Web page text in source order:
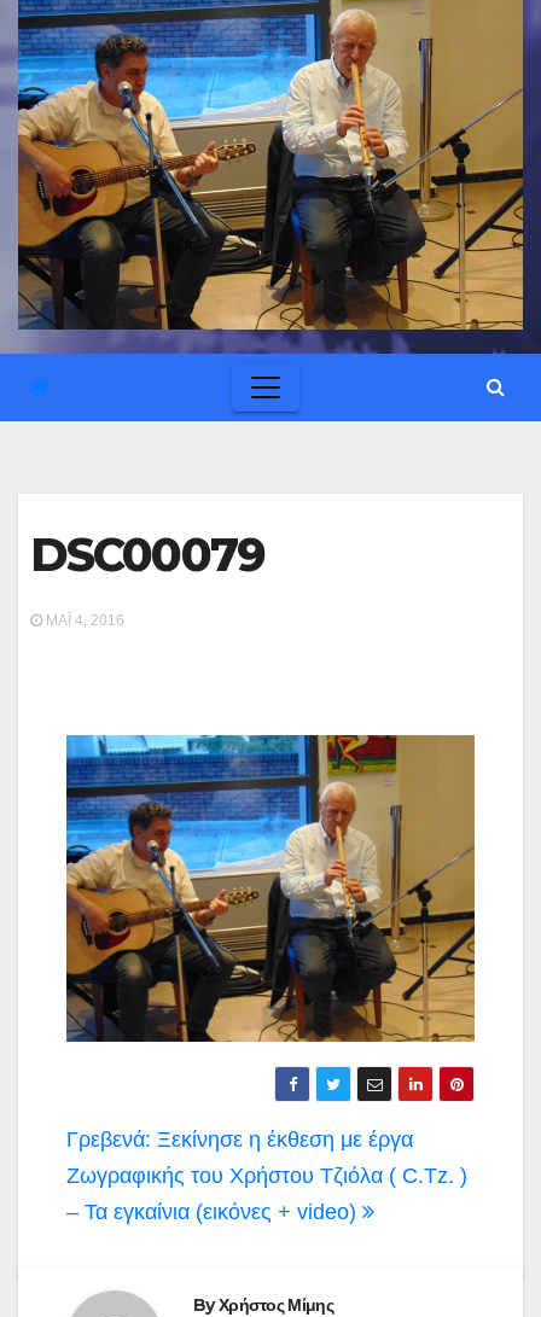
DSC00079
ΜΆΙ 4, 2016
Πλοήγηση
άρθρων
Γρεβενά: Ξεκίνησε η έκθεση με έργα
Ζωγραφικής του Χρήστου Τζιόλα ( C.Tz. )
– Τα εγκαίνια (εικόνες + video)
ByΧρήστος Μίμης